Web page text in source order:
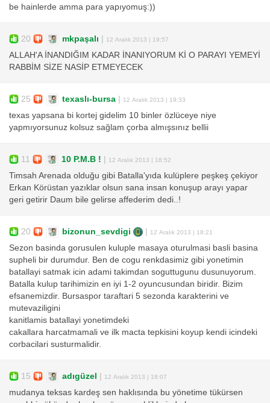
be hainlerde amma para yapıyomuş:))
20 mkpaşalı | 12 Aralık 2013 | 19:57
ALLAH'A İNANDIĞIM KADAR İNANIYORUM Kİ O PARAYI YEMEYİ
RABBİM SİZE NASİP ETMEYECEK
25 texaslı-bursa | 12 Aralık 2013 | 19:33
texas yapsana bi kortej gidelim 10 binler özlüceye niye
yapmıyorsunuz kolsuz sağlam çorba almışsınız bellii
11 10 P.M.B ! | 12 Aralık 2013 | 18:52
Timsah Arenada olduğu gibi Batalla'yıda kulüplere peşkeş çekiyor
Erkan Körüstan yazıklar olsun sana insan konuşup arayı yapar
geri getirir Daum bile gelirse affederim dedi..!
20 bizonun_sevdigi | 12 Aralık 2013 | 18:21
Sezon basinda gorusulen kuluple masaya oturulmasi basli basina
supheli bir durumdur. Ben de cogu renkdasimiz gibi yonetimin
batallayi satmak icin adami takimdan soguttugunu dusunuyorum.
Batalla kulup tarihimizin en iyi 1-2 oyuncusundan biridir. Bizim
efsanemizdir. Bursaspor taraftari 5 sezonda karakterini ve
mutevaziligini
kanitlamis batallayi yonetimdeki
cakallara harcatmamali ve ilk macta tepkisini koyup kendi icindeki
corbacilari susturmalidir.
15 adıgüzel | 12 Aralık 2013 | 18:07
mudanya teksas kardeş sen haklısında bu yönetime tükürsen